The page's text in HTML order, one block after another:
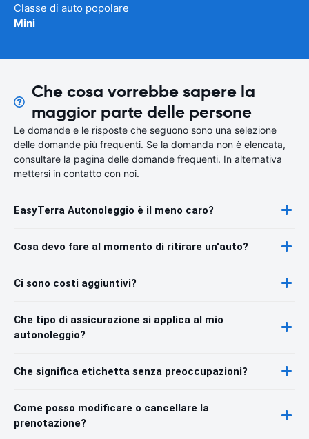
Classe di auto popolare
Mini
Che cosa vorrebbe sapere la
maggior parte delle persone
Le domande e le risposte che seguono sono una selezione
delle domande più frequenti. Se la domanda non è elencata,
consultare la pagina delle domande frequenti. In alternativa
mettersi in contatto con noi.
EasyTerra Autonoleggio è il meno caro?
Cosa devo fare al momento di ritirare un'auto?
Ci sono costi aggiuntivi?
Che tipo di assicurazione si applica al mio
autonoleggio?
Che significa etichetta senza preoccupazioni?
Come posso modificare o cancellare la
prenotazione?